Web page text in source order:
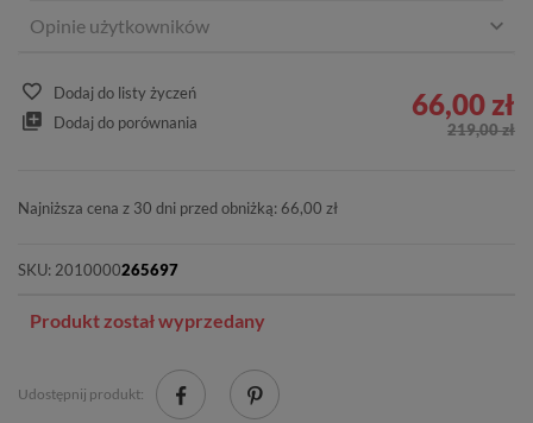
Opinie użytkowników
Dodaj do listy życzeń
Dodaj do porównania
66,00 zł
219,00 zł
Najniższa cena z 30 dni przed obniżką: 66,00 zł
SKU: 2010000265697
Produkt został wyprzedany
Udostępnij produkt: